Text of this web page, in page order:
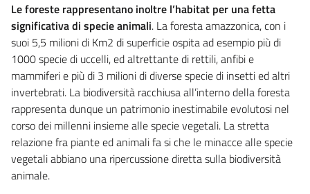
Le foreste rappresentano inoltre l’habitat per una fetta
significativa di specie animali. La foresta amazzonica, con i
suoi 5,5 milioni di Km2 di superficie ospita ad esempio più di
1000 specie di uccelli, ed altrettante di rettili, anfibi e
mammiferi e più di 3 milioni di diverse specie di insetti ed altri
invertebrati. La biodiversità racchiusa all’interno della foresta
rappresenta dunque un patrimonio inestimabile evolutosi nel
corso dei millenni insieme alle specie vegetali. La stretta
relazione fra piante ed animali fa si che le minacce alle specie
vegetali abbiano una ripercussione diretta sulla biodiversità
animale.